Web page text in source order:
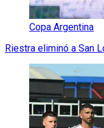
Copa Argentina
Riestra eliminó a San